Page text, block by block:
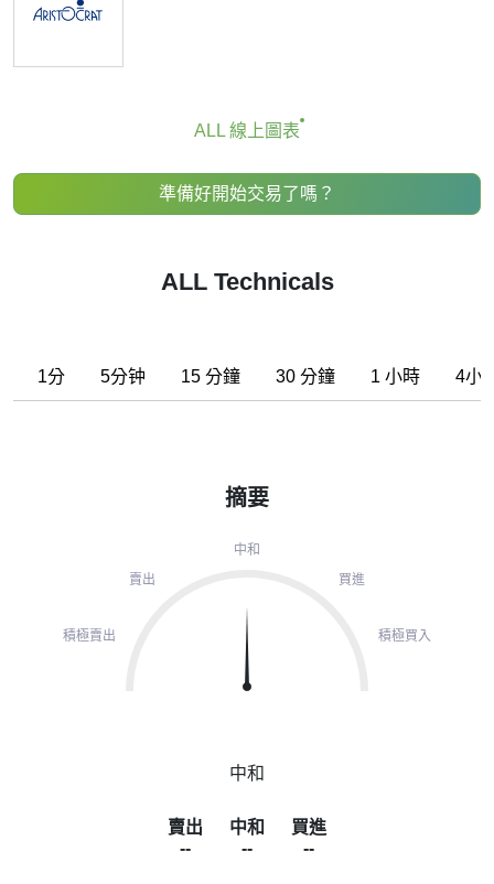
可以幫助使用者發現潛在的有利交易條件，如果這符合他/她
ALL 線上圖表
準備好開始交易了嗎？
ALL Technicals
1分 5分钟 15 分鐘 30 分鐘 1 小時 4小
摘要
中和
賣出
買進
積極賣出 積極買入
中和
賣出
--
中和
--
買進
--